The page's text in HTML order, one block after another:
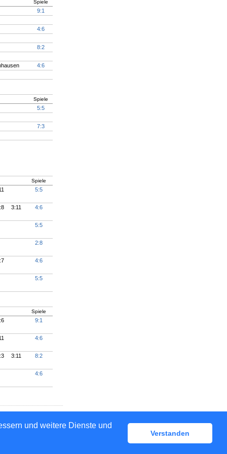
und weitere Dienste und
Verstanden
Spiele
9:1
4:6
8:2
4:6
Spiele
5:5
7:3
Spiele
5:5
3:11 4:6
5:5
2:8
4:6
5:5
Spiele
9:1
4:6
3:11 8:2
4:6